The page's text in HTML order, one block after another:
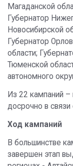
Магаданской
Губернатор
Новосибирской
Губернатор
области;
Тюменской
автономного
Из 22 кампаний
досрочно в связи
Ход кампаний
В большинстве
завершен этап